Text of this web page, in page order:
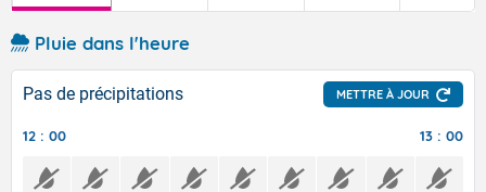
Pluie dans l'heure
Pas de précipitations METTRE À JOUR
12 : 00 13 : 00